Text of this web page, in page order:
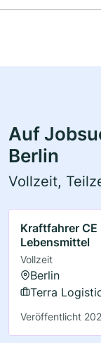
Auf
Berlin
Vollzeit,
Kraftfahrer
Lebensmittel
Vollzeit
Berlin
Terra
Veröffentlicht